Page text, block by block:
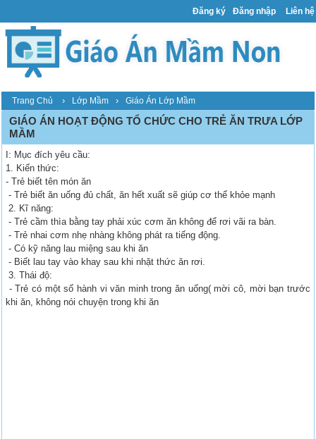
Đăng ký Đăng nhập Liên hệ
Trang Chủ › Lớp Mầm › Giáo Án Lớp Mầm
GIÁO ÁN HOẠT ĐỘNG TỔ CHỨC CHO TRẺ ĂN TRƯA LỚP
MẦM
I: Mục đích yêu cầu:
1. Kiến thức:
- Trẻ biết tên món ăn
- Trẻ biết ăn uống đủ chất, ăn hết xuất sẽ giúp cơ thể khỏe mạnh
2. Kĩ năng:
- Trẻ cầm thìa bằng tay phải xúc cơm ăn không để rơi vãi ra bàn.
- Trẻ nhai cơm nhẹ nhàng không phát ra tiếng động.
- Có kỹ năng lau miệng sau khi ăn
- Biết lau tay vào khay sau khi nhặt thức ăn rơi.
3. Thái độ:
- Trẻ có một số hành vi văn minh trong ăn uống( mời cô, mời bạn trước
khi ăn, không nói chuyện trong khi ăn